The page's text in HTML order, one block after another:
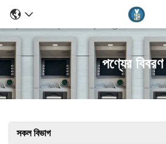
পণ্যের বিবরণ
সকল বিভাগ